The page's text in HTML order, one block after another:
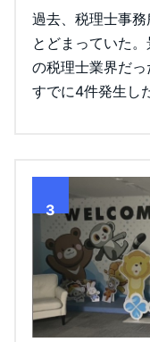
過去、税理士事
とどまっていた
の税理士業界だ
すでに4件発生し
3